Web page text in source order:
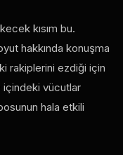
kısım bu.
hakkında konuşma
rakiplerini ezdiği için
içindeki vücutlar
hala etkili